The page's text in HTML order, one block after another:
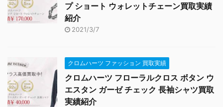
プ ショート ウォレットチェーン買取実績
紹介
2021/3/7
クロムハーツ ファッション 買取実績
クロムハーツ フローラルクロス ボタン ウ
エスタン ガーゼ チェック 長袖シャツ買取
実績紹介